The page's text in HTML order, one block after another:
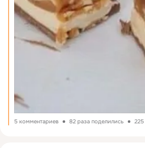
5 комментариев 82 раза поделились 225